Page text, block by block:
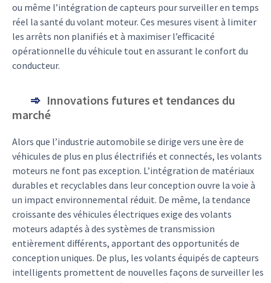
ou même l’intégration de capteurs pour surveiller en temps
réel la santé du volant moteur. Ces mesures visent à limiter
les arrêts non planifiés et à maximiser l’efficacité
opérationnelle du véhicule tout en assurant le confort du
conducteur.
Innovations futures et tendances du
marché
Alors que l’industrie automobile se dirige vers une ère de
véhicules de plus en plus électrifiés et connectés, les volants
moteurs ne font pas exception. L’intégration de matériaux
durables et recyclables dans leur conception ouvre la voie à
un impact environnemental réduit. De même, la tendance
croissante des véhicules électriques exige des volants
moteurs adaptés à des systèmes de transmission
entièrement différents, apportant des opportunités de
conception uniques. De plus, les volants équipés de capteurs
intelligents promettent de nouvelles façons de surveiller les